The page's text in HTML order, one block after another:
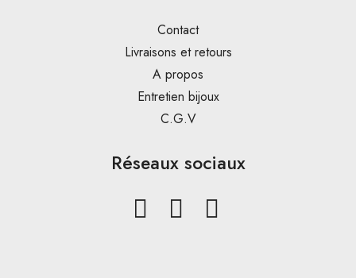
Contact
Livraisons et retours
A propos
Entretien bijoux
C.G.V
Réseaux sociaux